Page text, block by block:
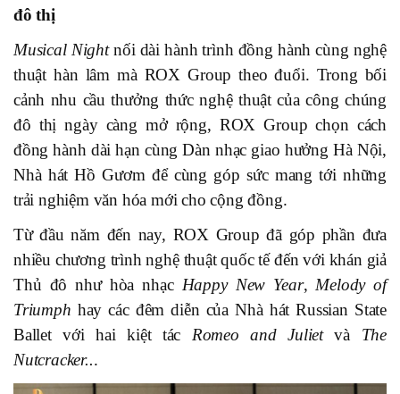
đô thị
Musical Nightnối dài hành trình đồng hành cùng nghệ
thuật hàn lâm mà ROX Group theo đuổi. Trong bối
cảnh nhu cầu thưởng thức nghệ thuật của công chúng
đô thị ngày càng mở rộng, ROX Group chọn cách
đồng hành dài hạn cùng Dàn nhạc giao hưởng Hà Nội,
Nhà hát Hồ Gươm để cùng góp sức mang tới những
trải nghiệm văn hóa mới cho cộng đồng.
Từ đầu năm đến nay, ROX Group đã góp phần đưa
nhiều chương trình nghệ thuật quốc tế đến với khán giả
Thủ đô như hòa nhạc Happy New Year, Melody of
Triumph hay các đêm diễn của Nhà hát Russian State
Ballet với hai kiệt tác Romeo and Julietvà The
Nutcracker...